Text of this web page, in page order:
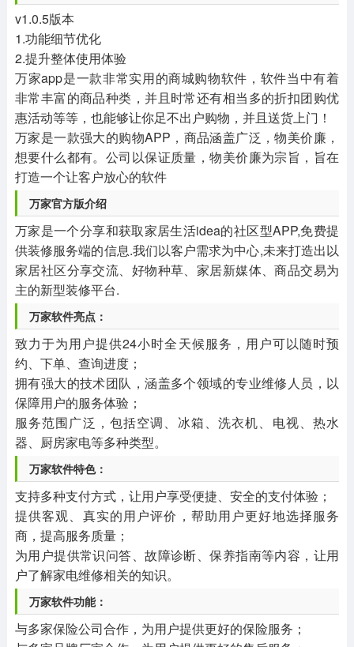
v1.0.5版本
1.功能细节优化
2.提升整体使用体验
万家app是一款非常实用的商城购物软件，软件当中有着
非常丰富的商品种类，并且时常还有相当多的折扣团购优
惠活动等等，也能够让你足不出户购物，并且送货上门！
万家是一款强大的购物APP，商品涵盖广泛，物美价廉，
想要什么都有。公司以保证质量，物美价廉为宗旨，旨在
打造一个让客户放心的软件
万家官方版介绍
万家是一个分享和获取家居生活idea的社区型APP,免费提
供装修服务端的信息.我们以客户需求为中心,未来打造出以
家居社区分享交流、好物种草、家居新媒体、商品交易为
主的新型装修平台.
万家软件亮点：
致力于为用户提供24小时全天候服务，用户可以随时预
约、下单、查询进度；
拥有强大的技术团队，涵盖多个领域的专业维修人员，以
保障用户的服务体验；
服务范围广泛，包括空调、冰箱、洗衣机、电视、热水
器、厨房家电等多种类型。
万家软件特色：
支持多种支付方式，让用户享受便捷、安全的支付体验；
提供客观、真实的用户评价，帮助用户更好地选择服务
商，提高服务质量；
为用户提供常识问答、故障诊断、保养指南等内容，让用
户了解家电维修相关的知识。
万家软件功能：
与多家保险公司合作，为用户提供更好的保险服务；